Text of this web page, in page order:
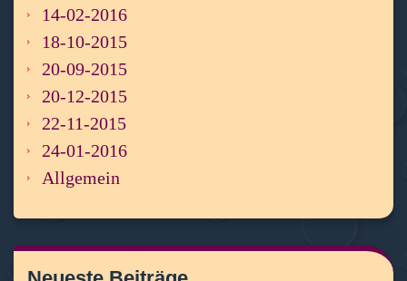
14-02-2016
18-10-2015
20-09-2015
20-12-2015
22-11-2015
24-01-2016
Allgemein